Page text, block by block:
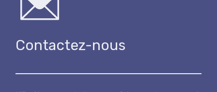
Contactez-nous